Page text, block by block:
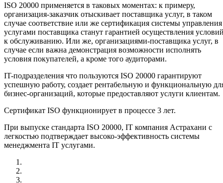
ISO 20000 применяется в таковых моментах: к примеру,
организация-заказчик отыскивает поставщика услуг, в таком
случае соответствие или же сертификация системы управления
услугами поставщика станут гарантией осуществления
к обслуживанию. Или же, организациями-поставщика услуг, в
случае если важна демонстрация возможности исполнять
условия покупателей, а кроме того аудиторами.
IT-подразделения что пользуются ISO 20000 гарантируют
успешную работу, создает рентабельную и функциональную
бизнес-организаций, которые предоставляют услуги клиентам.
Сертификат ISO функционирует в процессе 3 лет.
При выпуске стандарта ISO 20000, IT компания Астрахани с
легкостью подтверждает высоко-эффективность системы
менеджмента IT услугами.